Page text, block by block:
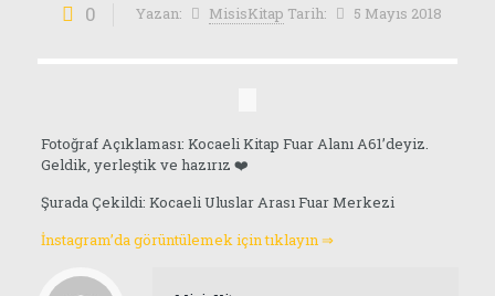
0 Yazan: MisisKitap Tarih: 5 Mayıs 2018
Fotoğraf Açıklaması: Kocaeli Kitap Fuar Alanı A61’deyiz.
Geldik, yerleştik ve hazırız ❤️
Şurada Çekildi: Kocaeli Uluslar Arası Fuar Merkezi
İnstagram’da görüntülemek için tıklayın ⇒